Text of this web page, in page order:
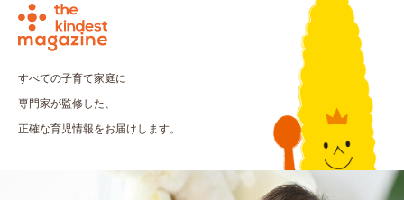
すべての子育て家庭に
専門家が監修した、
正確な育児情報をお届けします。